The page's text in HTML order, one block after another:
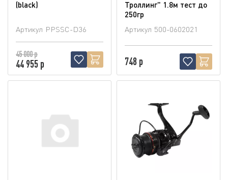
(blaсk)
Артикул PPSSC-D36
45 000 р
44 955 р
Троллинг" 1.8м тест до
250гр
Артикул 500-0602021
748 р